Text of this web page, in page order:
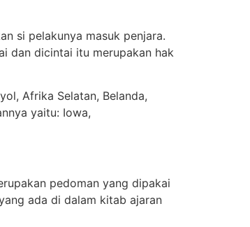
si pelakunya masuk penjara.
dan dicintai itu merupakan hak
Afrika Selatan, Belanda,
yaitu: Iowa,
pedoman yang dipakai
ada di dalam kitab ajaran